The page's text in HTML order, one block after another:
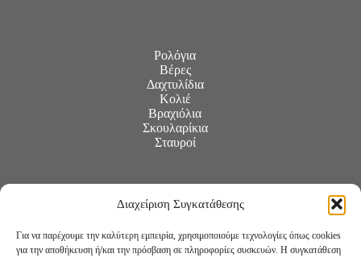
Διαχείριση Συγκατάθεσης
Για να παρέχουμε την καλύτερη εμπειρία, χρησιμοποιούμε τεχνολογίες όπως cookies
για την αποθήκευση ή/και την πρόσβαση σε πληροφορίες συσκευών. Η συγκατάθεση
Ρολόγια
Βέρες
Δαχτυλίδια
Κολιέ
Βραχιόλια
Σκουλαρίκια
Σταυροί